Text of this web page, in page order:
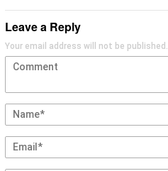
Leave a Reply
Your email address will not be published.